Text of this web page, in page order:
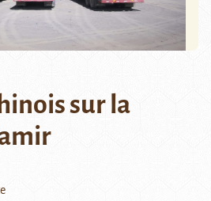
sur la